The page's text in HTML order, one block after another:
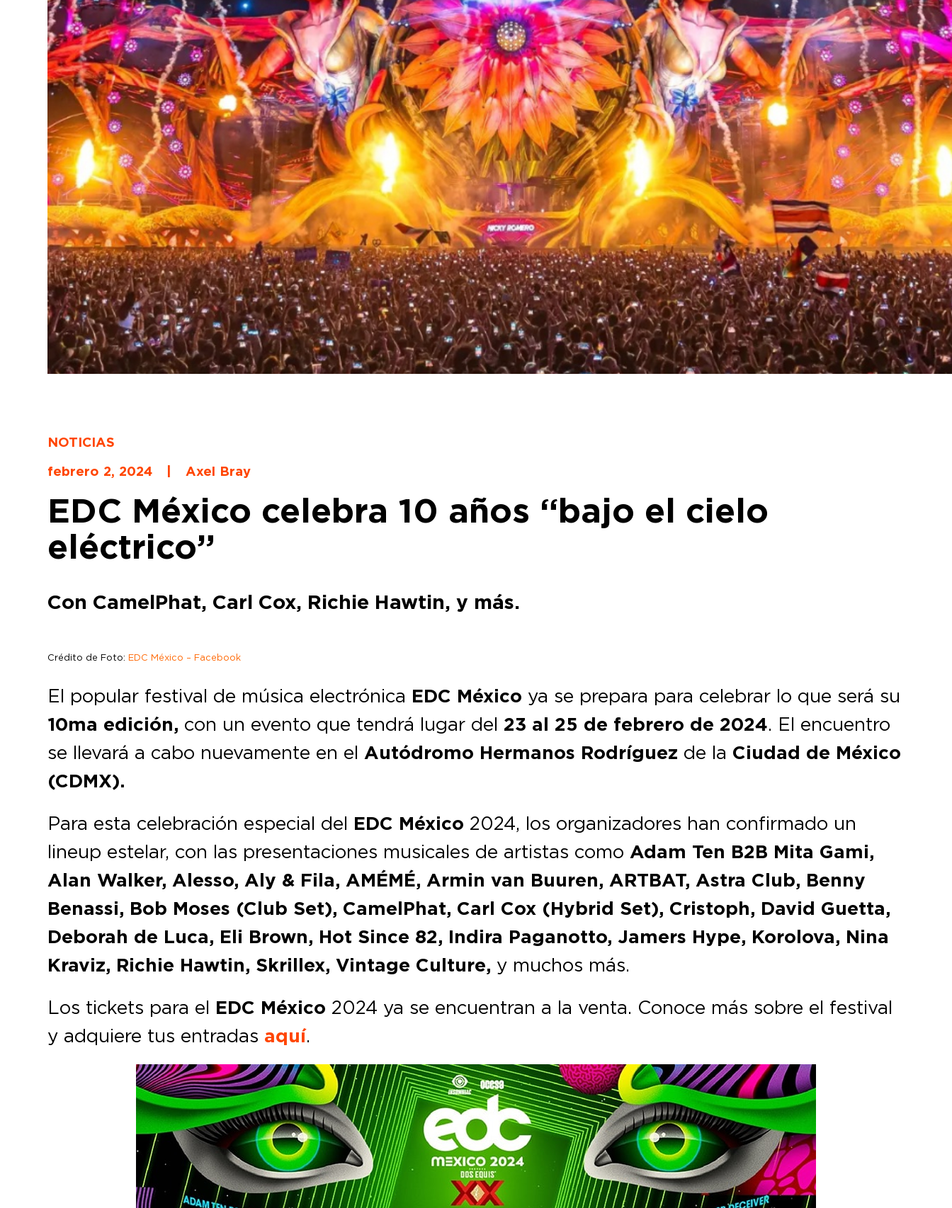
NOTICIAS
febrero 2, 2024
Axel Bray
EDC México celebra 10 años “bajo el cielo
eléctrico”
Con CamelPhat, Carl Cox, Richie Hawtin, y más.
Crédito de Foto:EDC México – Facebook
El popular festival de música electrónica EDC México ya se prepara para celebrar lo que será su
10ma edición, con un evento que tendrá lugar del 23 al 25 de febrero de 2024. El encuentro
se llevará a cabo nuevamente en elAutódromo Hermanos Rodríguez de la Ciudad de México
(CDMX).
Para esta celebración especial del EDC México 2024, los organizadores han confirmado un
lineup estelar, con las presentaciones musicales de artistas comoAdam Ten B2B Mita Gami,
Alan Walker, Alesso, Aly & Fila, AMÉMÉ, Armin van Buuren, ARTBAT, Astra Club, Benny
Benassi, Bob Moses (Club Set), CamelPhat, Carl Cox (Hybrid Set), Cristoph, David Guetta,
Deborah de Luca, Eli Brown, Hot Since 82, Indira Paganotto, Jamers Hype, Korolova, Nina
Kraviz, Richie Hawtin, Skrillex, Vintage Culture, y muchos más.
Los tickets para el EDC México 2024 ya se encuentran a la venta. Conoce más sobre el festival
y adquiere tus entradas aquí.